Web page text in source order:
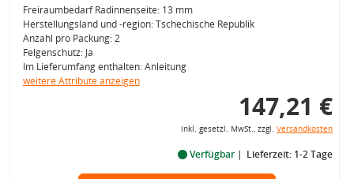
Freiraumbedarf Radinnenseite: 13 mm
Herstellungsland und -region: Tschechische Republik
Anzahl pro Packung: 2
Felgenschutz: Ja
Im Lieferumfang enthalten: Anleitung
weitere Attribute anzeigen
147,21 €
inkl. gesetzl. MwSt., zzgl. Versandkosten
Verfügbar Lieferzeit: 1-2 Tage